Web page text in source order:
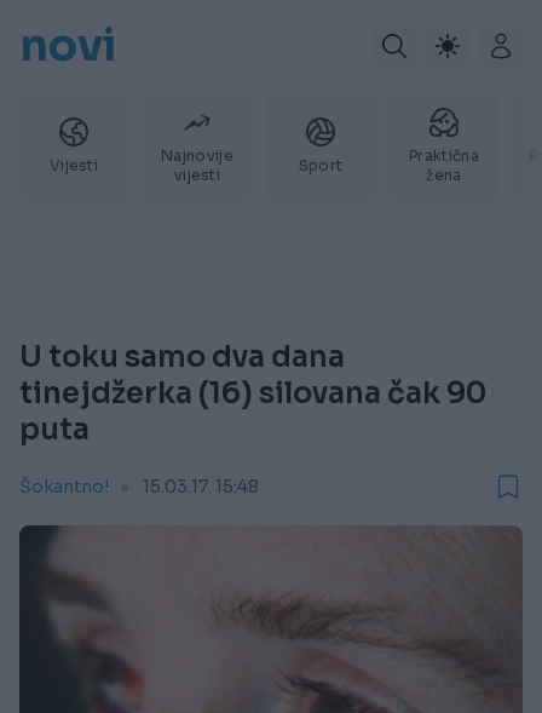
novi
Vijesti
Najnovije
vijesti
Sport
Praktična
žena
U toku samo dva dana
tinejdžerka (16) silovana čak 90
puta
Šokantno! 15.03.17. 15:48